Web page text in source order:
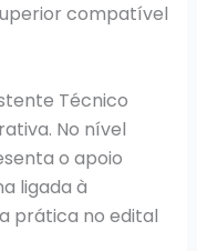
compatível
Técnico
No nível
o apoio
ligada à
prática no edital